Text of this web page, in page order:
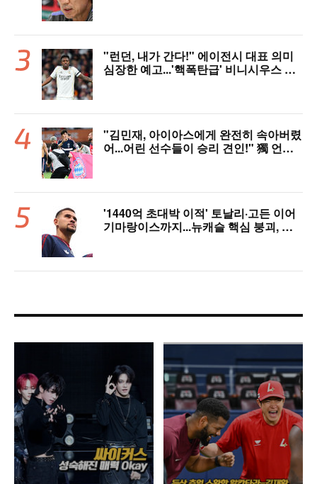
"런던, 내가 간다!" 에이전시 대표 의미
심장한 예고...'핵폭탄급' 비니시우스 아
"김민재, 아이아스에게 완전히 속아버렸
어...어린 선수들이 승리 견인!" 獨 언론,
'1440억 초대박 이적' 토날리·고든 이어
기마랑이스까지...뉴캐슬 핵심 붕괴, 아